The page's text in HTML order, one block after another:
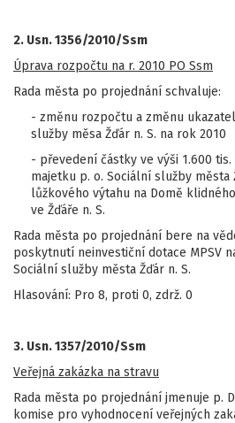
2. Usn. 1356/2010/Ssm
Úprava rozpočtu na r. 2010 PO Ssm
Rada města po projednání schvaluje:
- změnu rozpočtu a změnu
služby měsa Žďár n. S. na rok 2010
- převedení částky ve výši 1.600
majetku p. o. Sociální služby města
lůžkového výtahu na Domě
ve Žďáře n. S.
Rada města po projednání bere na
poskytnutí neinvestiční dotace MPSV
Sociální služby města Žďár n. S.
Hlasování: Pro 8, proti 0, zdrž. 0
3. Usn. 1357/2010/Ssm
Veřejná zakázka na stravu
Rada města po projednání jmenuje p.
komise pro vyhodnocení veřejných